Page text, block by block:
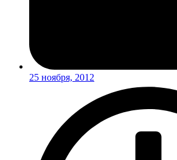
25 ноября, 2012